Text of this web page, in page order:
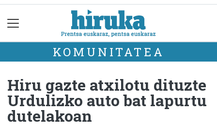
KOMUNITATEA
Hiru gazte atxilotu dituzte
Urdulizko auto bat lapurtu
dutelakoan